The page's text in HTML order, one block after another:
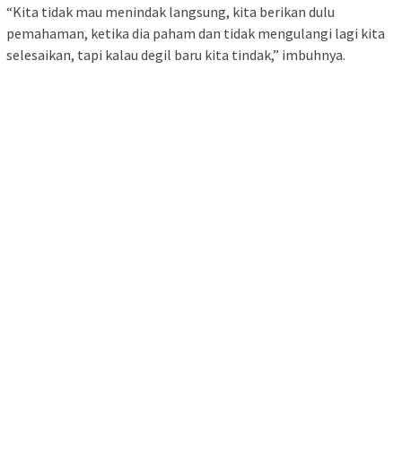
“Kita tidak mau menindak langsung, kita berikan dulu
pemahaman, ketika dia paham dan tidak mengulangi lagi kita
selesaikan, tapi kalau degil baru kita tindak,” imbuhnya.